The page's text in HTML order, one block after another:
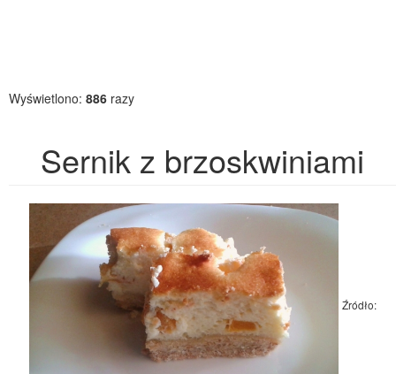
Wyświetlono: 886 razy
Sernik z brzoskwiniami
Źródło: